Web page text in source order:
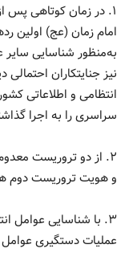
۱. در زمان کوتاهی پس
امام زمان (عج) اولین
به‌منظور شناسایی
نیز جنایتکاران
انتظامی و اطلاعاتی
سراسری را به اجرا
۲. از دو تروریست
و هویت تروریست دوم
۳. با شناسایی عوامل
عملیات دستگیری